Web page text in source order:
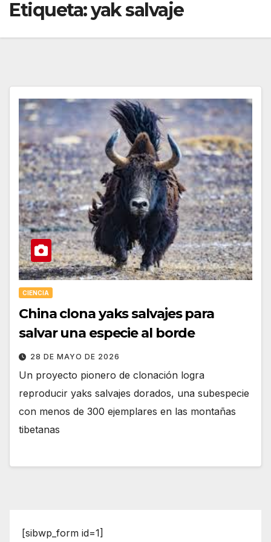
Etiqueta:yak salvaje
CIENCIA
China clona yaks salvajes para
salvar una especie al borde
28 DE MAYO DE 2026
Un proyecto pionero de clonación logra
reproducir yaks salvajes dorados, una subespecie
con menos de 300 ejemplares en las montañas
tibetanas
[sibwp_form id=1]